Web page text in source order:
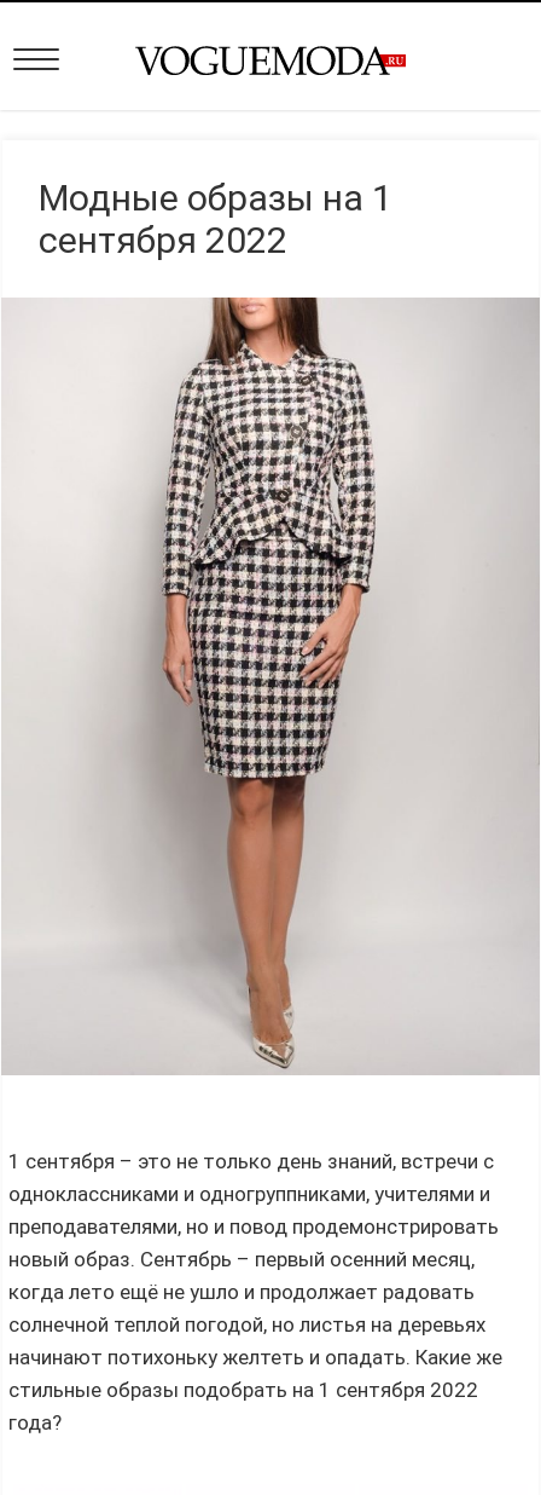
Модные образы на 1
сентября 2022
1 сентября – это не только день знаний, встречи с
одноклассниками и одногруппниками, учителями и
преподавателями, но и повод продемонстрировать
новый образ. Сентябрь – первый осенний месяц,
когда лето ещё не ушло и продолжает радовать
солнечной теплой погодой, но листья на деревьях
начинают потихоньку желтеть и опадать. Какие же
стильные образы подобрать на 1 сентября 2022
года?